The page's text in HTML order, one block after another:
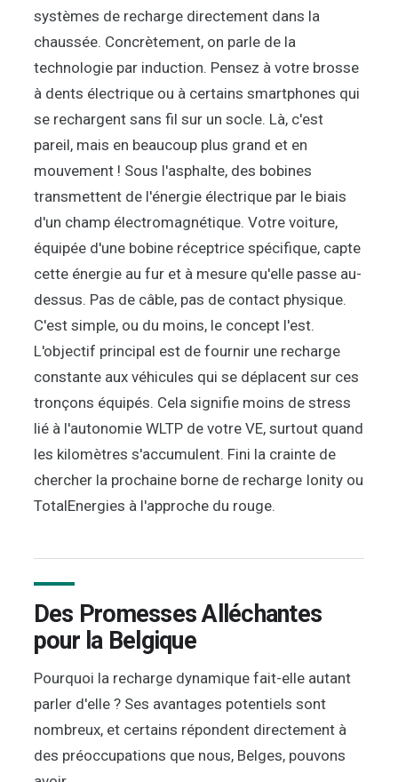
systèmes de recharge directement dans la
chaussée. Concrètement, on parle de la
technologie par induction. Pensez à votre brosse
à dents électrique ou à certains smartphones qui
se rechargent sans fil sur un socle. Là, c'est
pareil, mais en beaucoup plus grand et en
mouvement ! Sous l'asphalte, des bobines
transmettent de l'énergie électrique par le biais
d'un champ électromagnétique. Votre voiture,
équipée d'une bobine réceptrice spécifique, capte
cette énergie au fur et à mesure qu'elle passe au-
dessus. Pas de câble, pas de contact physique.
C'est simple, ou du moins, le concept l'est.
L'objectif principal est de fournir une recharge
constante aux véhicules qui se déplacent sur ces
tronçons équipés. Cela signifie moins de stress
lié à l'autonomie WLTP de votre VE, surtout quand
les kilomètres s'accumulent. Fini la crainte de
chercher la prochaine borne de recharge Ionity ou
TotalEnergies à l'approche du rouge.
Des Promesses Alléchantes
pour la Belgique
Pourquoi la recharge dynamique fait-elle autant
parler d'elle ? Ses avantages potentiels sont
nombreux, et certains répondent directement à
des préoccupations que nous, Belges, pouvons